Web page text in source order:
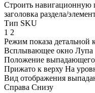
Строить навигационную
заголовка раздела/
Тип SKU
1 2
Режим показа детальной
Всплывающее окно Лупа
Положение выпадающего
Прижато к верху На
Вид отображения
Справа Снизу